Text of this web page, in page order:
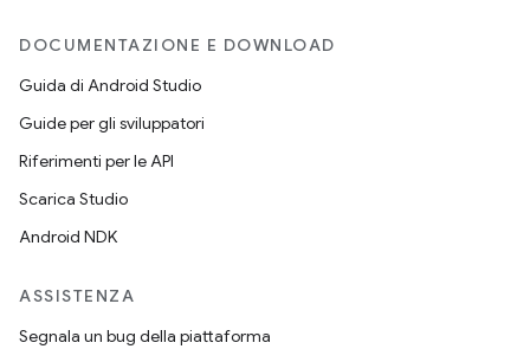
DOCUMENTAZIONE E DOWNLOAD
Guida di Android Studio
Guide per gli sviluppatori
Riferimenti per le API
Scarica Studio
Android NDK
ASSISTENZA
Segnala un bug della piattaforma